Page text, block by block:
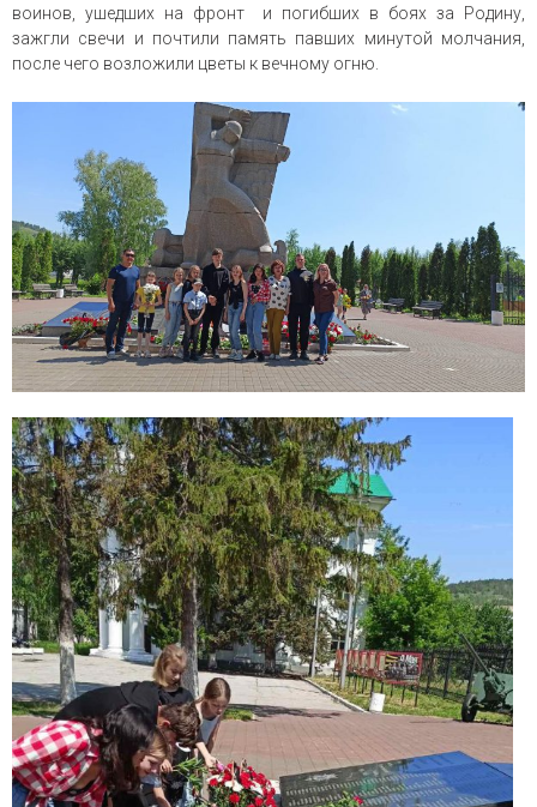
воинов, ушедших на фронт и погибших в боях за Родину,
зажгли свечи и почтили память павших минутой молчания,
после чего возложили цветы к вечному огню.